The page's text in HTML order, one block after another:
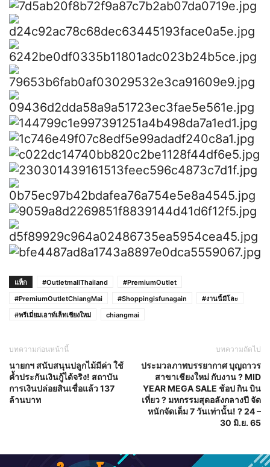
แท็ก #OutletmallThailand
#PremiumOutlet
#PremiumOutletChiangMai
#Shoppingisfunagain
#งานนี้มีโละ
#พรีเมี่ยมเอาท์เล็ทเชียงใหม่
chiangmai
บทความก่อนหน้านี้
นายกฯ สนับสนุนปลูกไม้มีค่า ใช้
ค้ำประกันเงินกู้ได้จริง! สถาบัน
การเงินปล่อยสินเชื่อแล้ว 137
ล้านบาท
บทความถัดไป
ประมวลภาพบรรยากาศ บุญถาวร
สาขาเชียงใหม่ กับงาน ? MID
YEAR MEGA SALE ช้อป กิน บิน
เที่ยว ? มหกรรมสุดอลังกลางปี จัด
หนักจัดเต็ม 7 วันเท่านั้น! ? 24 –
30 มิ.ย. 65